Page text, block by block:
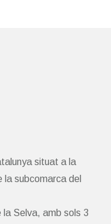
situat a la
subcomarca del
la Selva, amb sols 3